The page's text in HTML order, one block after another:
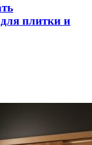
плитки и